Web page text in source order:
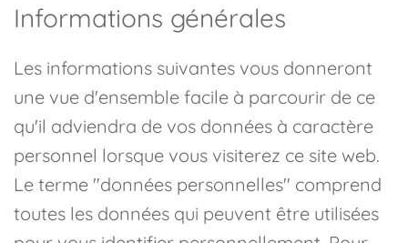
Informations générales
Les informations suivantes vous donneront
une vue d'ensemble facile à parcourir de ce
qu'il adviendra de vos données à caractère
personnel lorsque vous visiterez ce site web.
Le terme "données personnelles" comprend
toutes les données qui peuvent être utilisées